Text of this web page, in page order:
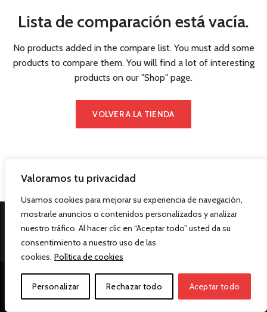
Valoramos tu privacidad
Usamos cookies para mejorar su experiencia de navegación,
mostrarle anuncios o contenidos personalizados y analizar
nuestro tráfico. Al hacer clic en “Aceptar todo” usted da su
consentimiento a nuestro uso de las
cookies. Política de cookies
Personalizar Rechazar todo Aceptar todo
Lista de comparación está vacía.
No products added in the compare list. You must add some
products to compare them.You will find a lot of interesting
products on our "Shop" page.
VOLVER A LA TIENDA
Aviso legal Privacidad Cookies